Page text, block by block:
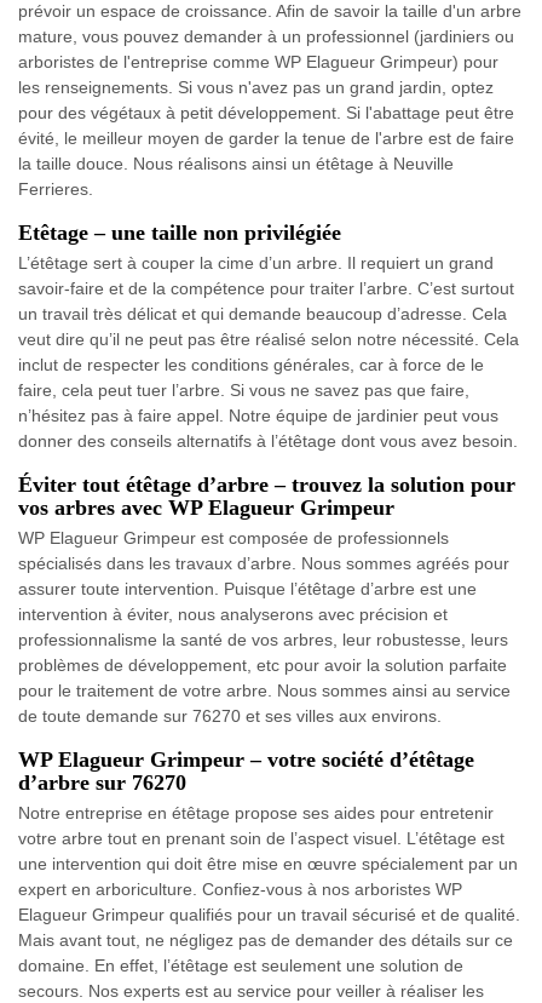
prévoir un espace de croissance. Afin de savoir la taille d'un arbre
mature, vous pouvez demander à un professionnel (jardiniers ou
arboristes de l'entreprise comme WP Elagueur Grimpeur) pour
les renseignements. Si vous n'avez pas un grand jardin, optez
pour des végétaux à petit développement. Si l'abattage peut être
évité, le meilleur moyen de garder la tenue de l'arbre est de faire
la taille douce. Nous réalisons ainsi un étêtage à Neuville
Ferrieres.
Etêtage – une taille non privilégiée
L’étêtage sert à couper la cime d’un arbre. Il requiert un grand
savoir-faire et de la compétence pour traiter l’arbre. C’est surtout
un travail très délicat et qui demande beaucoup d’adresse. Cela
veut dire qu’il ne peut pas être réalisé selon notre nécessité. Cela
inclut de respecter les conditions générales, car à force de le
faire, cela peut tuer l’arbre. Si vous ne savez pas que faire,
n’hésitez pas à faire appel. Notre équipe de jardinier peut vous
donner des conseils alternatifs à l’étêtage dont vous avez besoin.
Éviter tout étêtage d’arbre – trouvez la solution pour
vos arbres avec WP Elagueur Grimpeur
WP Elagueur Grimpeur est composée de professionnels
spécialisés dans les travaux d’arbre. Nous sommes agréés pour
assurer toute intervention. Puisque l’étêtage d’arbre est une
intervention à éviter, nous analyserons avec précision et
professionnalisme la santé de vos arbres, leur robustesse, leurs
problèmes de développement, etc pour avoir la solution parfaite
pour le traitement de votre arbre. Nous sommes ainsi au service
de toute demande sur 76270 et ses villes aux environs.
WP Elagueur Grimpeur – votre société d’étêtage
d’arbre sur 76270
Notre entreprise en étêtage propose ses aides pour entretenir
votre arbre tout en prenant soin de l’aspect visuel. L’étêtage est
une intervention qui doit être mise en œuvre spécialement par un
expert en arboriculture. Confiez-vous à nos arboristes WP
Elagueur Grimpeur qualifiés pour un travail sécurisé et de qualité.
Mais avant tout, ne négligez pas de demander des détails sur ce
domaine. En effet, l’étêtage est seulement une solution de
secours. Nos experts est au service pour veiller à réaliser les